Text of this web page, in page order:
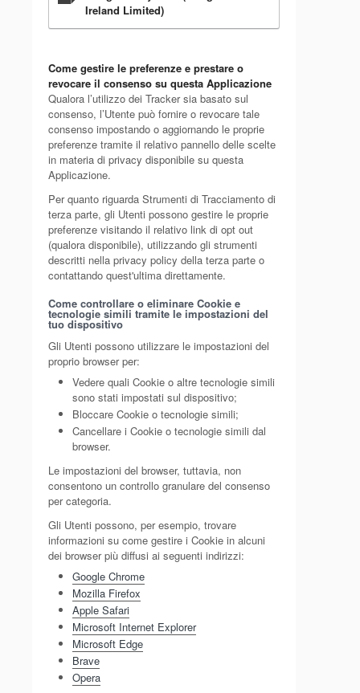
Ireland Limited)
Come gestire le preferenze e prestare o
revocare il consenso su questa Applicazione
Qualora l’utilizzo dei Tracker sia basato sul
consenso, l’Utente può fornire o revocare tale
consenso impostando o aggiornando le proprie
preferenze tramite il relativo pannello delle scelte
in materia di privacy disponibile su questa
Applicazione.
Per quanto riguarda Strumenti di Tracciamento di
terza parte, gli Utenti possono gestire le proprie
preferenze visitando il relativo link di opt out
(qualora disponibile), utilizzando gli strumenti
descritti nella privacy policy della terza parte o
contattando quest'ultima direttamente.
Come controllare o eliminare Cookie e
tecnologie simili tramite le impostazioni del
tuo dispositivo
Gli Utenti possono utilizzare le impostazioni del
proprio browser per:
Vedere quali Cookie o altre tecnologie simili
sono stati impostati sul dispositivo;
Bloccare Cookie o tecnologie simili;
Cancellare i Cookie o tecnologie simili dal
browser.
Le impostazioni del browser, tuttavia, non
consentono un controllo granulare del consenso
per categoria.
Gli Utenti possono, per esempio, trovare
informazioni su come gestire i Cookie in alcuni
dei browser più diffusi ai seguenti indirizzi:
Google Chrome
Mozilla Firefox
Apple Safari
Microsoft Internet Explorer
Microsoft Edge
Brave
Opera